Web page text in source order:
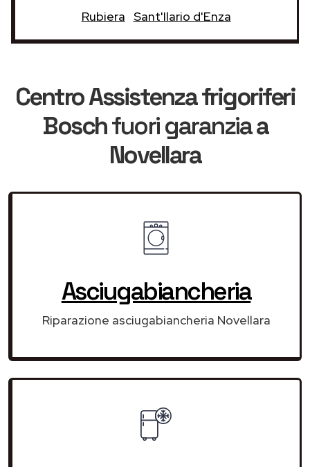
Rubiera Sant'Ilario d'Enza
Centro Assistenza frigoriferi
Boschfuori garanziaa
Novellara
Asciugabiancheria
Riparazione asciugabiancheria Novellara